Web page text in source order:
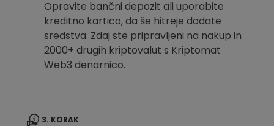
Opravite bančni depozit ali uporabite
kreditno kartico, da še hitreje dodate
sredstva. Zdaj ste pripravljeni na nakup in
2000+ drugih kriptovalut s Kriptomat
Web3 denarnico.
3. KORAK